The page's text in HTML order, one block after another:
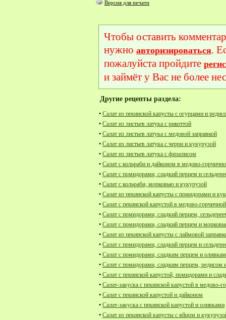
Версия для печати
Чтобы оставить
нужно авторизироваться.
пожалуйста пройдите
и займёт у Вас не более
Другие рецепты раздела:
• Салат из пекинской капусты с огурцами и
• Салат из листьев латука с рикоттой
• Салат из листьев латука с медовой заправкой
• Салат из листьев латука с черри и кукурузой
• Салат из листьев латука с физалисом
• Салат с кольраби и дайконом в медово-
• Салат с помидорами, сладкий перцем и
• Салат с кольраби, морковью и кукурузой
• Салат из пекинской капусты с помидорами и
• Салат с пекинской капустой в медово-
• Салат с помидорами, сладкий перцем,
• Салат с помидорами, сладкий перцем и
• Салат из пекинской капусты с лаймовой
• Салат с помидорами, сладкий перцем и
• Салат с помидорами, сладким перцем и
• Салат с помидорами, сладким перцем, редисом
• Салат с пекинской капустой, помидорами и
• Салат-закуска с пекинской капустой в медово-
• Салат с пекинской капустой и дайконом
• Салат-закуска с пекинской капустой и оливками
• Салат из пекинской капусты с яйцом и